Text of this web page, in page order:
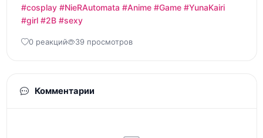
#cosplay #NieRAutomata #Anime #Game #YunaKairi
#girl #2B #sexy
0 реакций 39 просмотров
Комментарии